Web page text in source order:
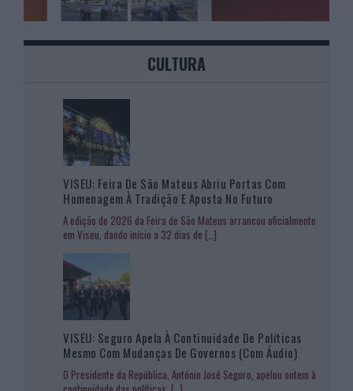
CULTURA
VISEU: Feira De São Mateus Abriu Portas Com
Homenagem À Tradição E Aposta No Futuro
A edição de 2026 da Feira de São Mateus arrancou oficialmente
em Viseu, dando início a 32 dias de […]
VISEU: Seguro Apela À Continuidade De Políticas
Mesmo Com Mudanças De Governos (com Áudio)
O Presidente da República, António José Seguro, apelou ontem à